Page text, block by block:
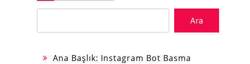
Ara
Ana Başlık: Instagram Bot Basma